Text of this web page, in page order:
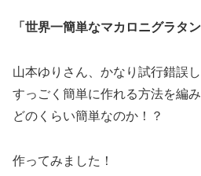
「世界一簡単なマカロニグラタン
山本ゆりさん、かなり試行錯誤
すっごく簡単に作れる方法を編
どのくらい簡単なのか！？
作ってみました！